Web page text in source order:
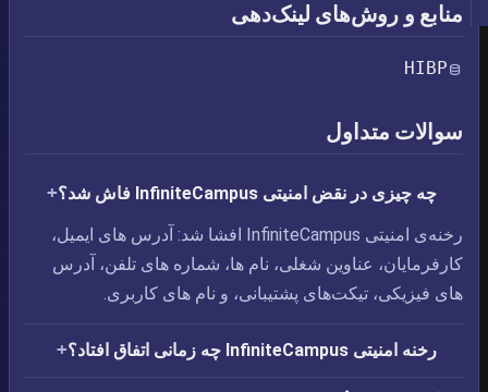
منابع و روش‌های لینک‌دهی
HIBP
سوالات متداول
چه چیزی در نقض امنیتی InfiniteCampus فاش شد؟
رخنه‌ی امنیتی InfiniteCampus افشا شد: آدرس های ایمیل،‏
کارفرمایان،‏ عناوین شغلی،‏ نام ها،‏ شماره های تلفن،‏ آدرس
های فیزیکی،‏ تیکت‌های پشتیبانی، و نام های کاربری.
رخنه امنیتی InfiniteCampus چه زمانی اتفاق افتاد؟